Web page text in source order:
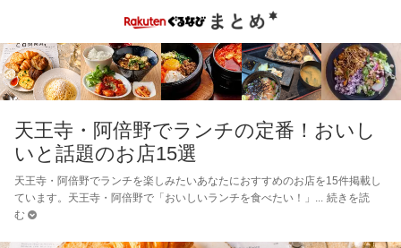
天王寺・阿倍野でランチの定番！おいし
いと話題のお店15選
天王寺・阿倍野でランチを楽しみたいあなたにおすすめのお店を15件掲載し
ています。天王寺・阿倍野で「おいしいランチを食べたい！」
続きを読
む